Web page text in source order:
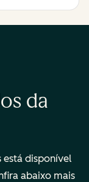
da
está disponível
abaixo mais